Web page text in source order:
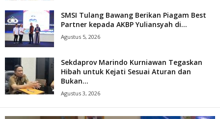
SMSI Tulang Bawang Berikan Piagam Best
Partner kepada AKBP Yuliansyah di...
Agustus 5, 2026
Sekdaprov Marindo Kurniawan Tegaskan
Hibah untuk Kejati Sesuai Aturan dan
Bukan...
Agustus 3, 2026